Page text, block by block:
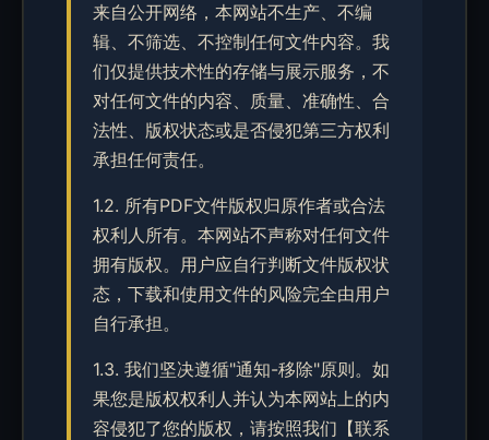
来自公开网络，本网站不生产、不编
辑、不筛选、不控制任何文件内容。我
们仅提供技术性的存储与展示服务，不
对任何文件的内容、质量、准确性、合
法性、版权状态或是否侵犯第三方权利
承担任何责任。
1.2. 所有PDF文件版权归原作者或合法
权利人所有。本网站不声称对任何文件
拥有版权。用户应自行判断文件版权状
态，下载和使用文件的风险完全由用户
自行承担。
1.3. 我们坚决遵循"通知-移除"原则。如
果您是版权权利人并认为本网站上的内
容侵犯了您的版权，请按照我们【联系